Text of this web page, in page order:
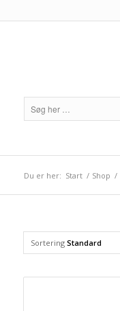
Du er her: Start / Shop /
Sortering Standard